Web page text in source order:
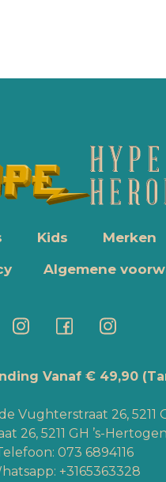
Kids Merken
Algemene
Vanaf € 49,90
Vughterstraat 26, 5211
26, 5211 GH ’s-
073 6894116
+3165363328